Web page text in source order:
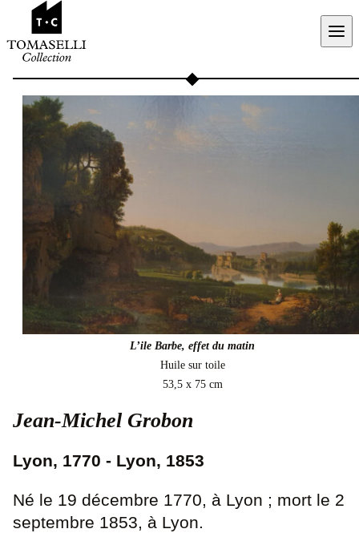
Aller au contenu
L’ile Barbe, effet du matin
Huile sur toile
53,5 x 75 cm
Jean-Michel Grobon
Lyon, 1770 - Lyon, 1853
Né le 19 décembre 1770, à Lyon ; mort le 2
septembre 1853, à Lyon.